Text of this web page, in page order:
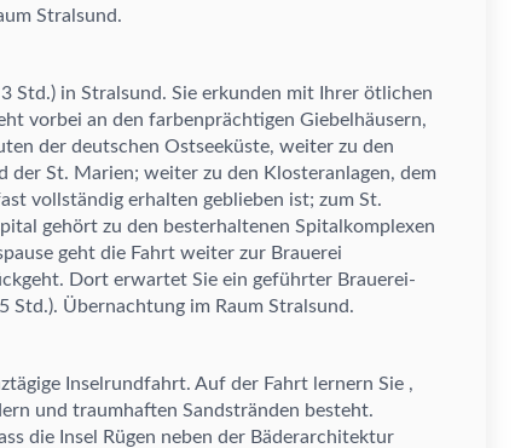
Stralsund.
3 Std.) in Stralsund. Sie erkunden mit Ihrer ötlichen
vorbei an den farbenprächtigen Giebelhäusern,
der deutschen Ostseeküste, weiter zu den
St. Marien; weiter zu den Klosteranlagen, dem
vollständig erhalten geblieben ist; zum St.
gehört zu den besterhaltenen Spitalkomplexen
geht die Fahrt weiter zur Brauerei
ckgeht. Dort erwartet Sie ein geführter Brauerei-
Std.). Übernachtung im Raum Stralsund.
ägige Inselrundfahrt. Auf der Fahrt lernern Sie ,
und traumhaften Sandstränden besteht.
die Insel Rügen neben der Bäderarchitektur